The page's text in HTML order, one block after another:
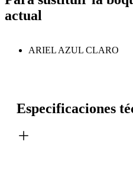
actual
ARIEL AZUL CLARO
Especificaciones